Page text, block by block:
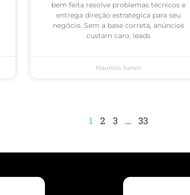
bem feita resolve problemas técnicos e
entrega direção estratégica para seu
negócio. Sem a base correta, anúncios
custam caro, leads
Mauricio Junior
1 2 3 … 33